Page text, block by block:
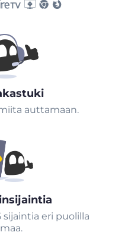
auttamaan.
sijaintia eri puolilla